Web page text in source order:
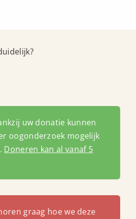
uw donatie kunnen
oogonderzoek mogelijk
Doneren kan al vanaf 5
graag hoe we deze